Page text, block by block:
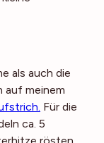
als auch die
auf meinem
Für die
ca. 5